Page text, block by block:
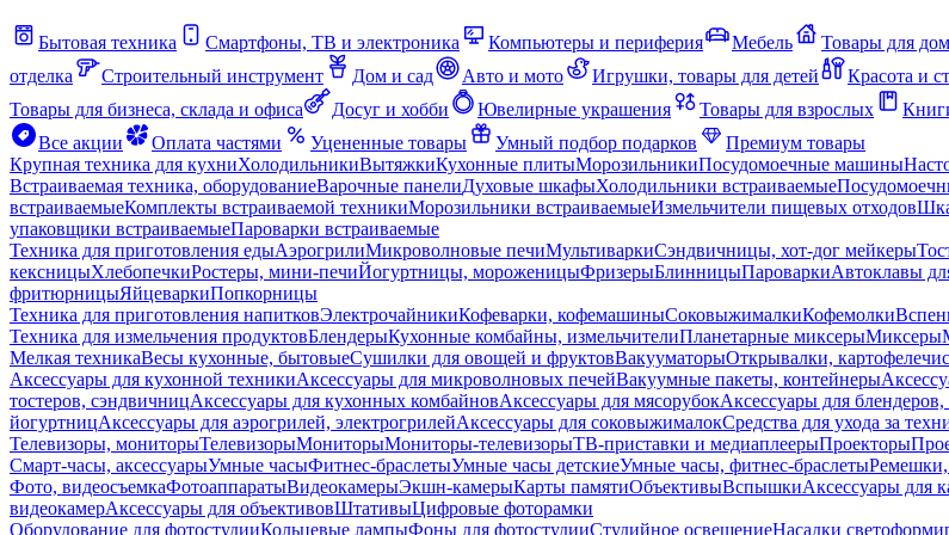
Бытовая техника Смартфоны, ТВ и электроника Компьютеры и периферия Мебель Товары для
отделка
Строительный инструмент Дом и сад Авто и мото Игрушки, товары для детей Красота и
Товары для бизнеса, склада и офиса
Досуг и хобби Ювелирные украшения Товары для взрослых
Все акции
Оплата частями Уцененные товары Умный подбор подарков
Премиум товары
Крупная техника для кухниХолодильникиВытяжкиКухонные плитыМорозильникиПосудомоечные машины
Встраиваемая техника, оборудованиеВарочные панелиДуховые шкафыХолодильники встраиваемые
встраиваемыеКомплекты встраиваемой техникиМорозильники встраиваемыеИзмельчители пищевых отходов
упаковщики встраиваемыеПароварки встраиваемые
Техника для приготовления едыАэрогрилиМикроволновые печиМультиваркиСэндвичницы, хот-дог мейкеры
кексницыХлебопечкиРостеры, мини-печиЙогуртницы, мороженицыФризерыБлинницыПароваркиАвтоклавы
фритюрницыЯйцеваркиПопкорницы
Техника для приготовления напитковЭлектрочайникиКофеварки, кофемашиныСоковыжималкиКофемолки
Техника для измельчения продуктовБлендерыКухонные комбайны, измельчителиПланетарные миксерыМиксеры
Мелкая техникаВесы кухонные, бытовыеСушилки для овощей и фруктовВакууматорыОткрывалки,
Аксессуары для кухонной техникиАксессуары для микроволновых печейВакуумные пакеты, контейнеры
тостеров, сэндвичницАксессуары для кухонных комбайновАксессуары для мясорубокАксессуары для
йогуртницАксессуары для аэрогрилей, электрогрилейАксессуары для соковыжималокСредства для ухода за
Телевизоры, мониторыТелевизорыМониторыМониторы-телевизорыТВ-приставки и медиаплеерыПроекторы
Смарт-часы, аксессуарыУмные часыФитнес-браслетыУмные часы детскиеУмные часы, фитнес-браслетыРемешки,
Фото, видеосъемкаФотоаппаратыВидеокамерыЭкшн-камерыКарты памятиОбъективыВспышкиАксессуары для
видеокамерАксессуары для объективовШтативыЦифровые фоторамки
Оборудование для фотостудииКольцевые лампыФоны для фотостудииСтудийное освещениеНасадки